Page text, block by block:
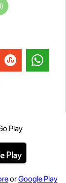
Play
orGoogle Play